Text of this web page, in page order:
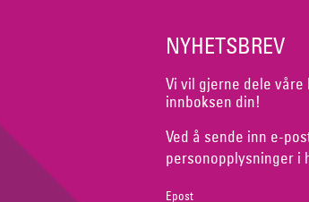
NYHETSBREV
Vi vil gjerne dele
innboksen din!
Ved å sende inn e-
personopplysninger i
Epost